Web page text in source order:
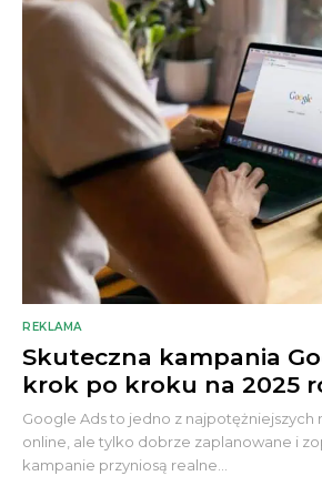
REKLAMA
Skuteczna kampania
krok po kroku na 2025
Google Ads to jedno z najpotężniejszych
online, ale tylko dobrze zaplanowane i
kampanie przyniosą realne...